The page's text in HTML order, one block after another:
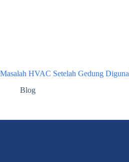
Masalah HVAC Setelah Gedung
Blog